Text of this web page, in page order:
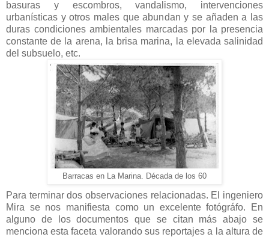
basuras y escombros, vandalismo, intervenciones
urbanísticas y otros males que abundan y se añaden a las
duras condiciones ambientales marcadas por la presencia
constante de la arena, la brisa marina, la elevada salinidad
del subsuelo, etc.
Barracas en La Marina. Década de los 60
Para terminar dos observaciones relacionadas. El ingeniero
Mira se nos manifiesta como un excelente fotógráfo. En
alguno de los documentos que se citan más abajo se
menciona esta faceta valorando sus reportajes a la altura de